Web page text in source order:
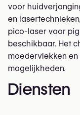
voor
en
pico-laser voor
beschikbaar. Het
moedervlekken
mogelijkheden.
Diensten